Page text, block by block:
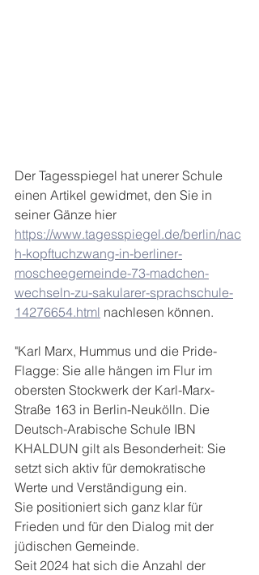
Der Tagesspiegel hat unerer Schule
einen Artikel gewidmet, den Sie in
seiner Gänze hier
https://www.tagesspiegel.de/berlin/nac
h-kopftuchzwang-in-berliner-
moscheegemeinde-73-madchen-
wechseln-zu-sakularer-sprachschule-
14276654.html nachlesen können.
"Karl Marx, Hummus und die Pride-
Flagge: Sie alle hängen im Flur im
obersten Stockwerk der Karl-Marx-
Straße 163 in Berlin-Neukölln. Die
Deutsch-Arabische Schule IBN
KHALDUN gilt als Besonderheit: Sie
setzt sich aktiv für demokratische
Werte und Verständigung ein.
Sie positioniert sich ganz klar für
Frieden und für den Dialog mit der
jüdischen Gemeinde.
Seit 2024 hat sich die Anzahl der